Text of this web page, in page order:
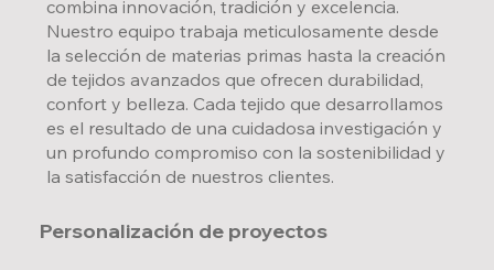
combina innovación, tradición y excelencia.
Nuestro equipo trabaja meticulosamente desde
la selección de materias primas hasta la creación
de tejidos avanzados que ofrecen durabilidad,
confort y belleza. Cada tejido que desarrollamos
es el resultado de una cuidadosa investigación y
un profundo compromiso con la sostenibilidad y
la satisfacción de nuestros clientes.
Personalización de proyectos